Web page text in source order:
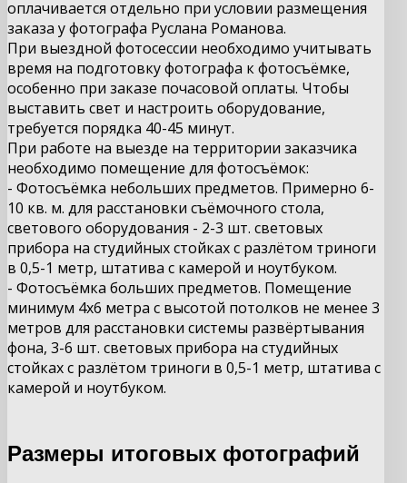
оплачивается отдельно при условии размещения
заказа у фотографа Руслана Романова.
При выездной фотосессии необходимо учитывать
время на подготовку фотографа к фотосъёмке,
особенно при заказе почасовой оплаты. Чтобы
выставить свет и настроить оборудование,
требуется порядка 40-45 минут.
При работе на выезде на территории заказчика
необходимо помещение для фотосъёмок:
- Фотосъёмка небольших предметов. Примерно 6-
10 кв. м. для расстановки съёмочного стола,
светового оборудования - 2-3 шт. световых
прибора на студийных стойках с разлётом триноги
в 0,5-1 метр, штатива с камерой и ноутбуком.
- Фотосъёмка больших предметов. Помещение
минимум 4х6 метра с высотой потолков не менее 3
метров для расстановки системы развёртывания
фона, 3-6 шт. световых прибора на студийных
стойках с разлётом триноги в 0,5-1 метр, штатива с
камерой и ноутбуком.
Размеры итоговых фотографий